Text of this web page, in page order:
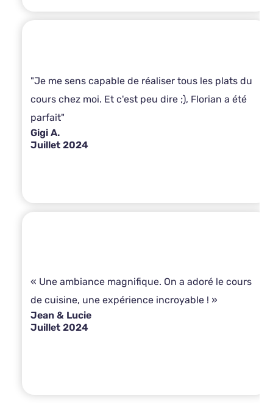
"Je me sens capable de réaliser tous les plats du
cours chez moi. Et c'est peu dire ;), Florian a été
parfait"
Gigi A.
Juillet 2024
« Une ambiance magnifique. On a adoré le cours
de cuisine, une expérience incroyable ! »
Jean & Lucie
Juillet 2024